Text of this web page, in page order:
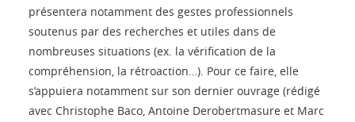
présentera notamment des gestes professionnels
soutenus par des recherches et utiles dans de
nombreuses situations (ex. la vérification de la
compréhension, la rétroaction…). Pour ce faire, elle
s’appuiera notamment sur son dernier ouvrage (rédigé
avec Christophe Baco, Antoine Derobertmasure et Marc